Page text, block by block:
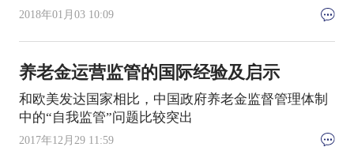
2018年01月03 10:09
养老金运营监管的国际经验及启示
和欧美发达国家相比，中国政府养老金监督管理体制
中的“自我监管”问题比较突出
2017年12月29 11:59